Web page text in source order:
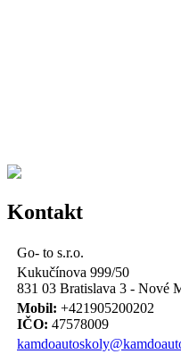
Kontakt
Go- to s.r.o.
Kukučínova 999/50
831 03 Bratislava 3 - Nové
Mobil: +421905200202
IČO: 47578009